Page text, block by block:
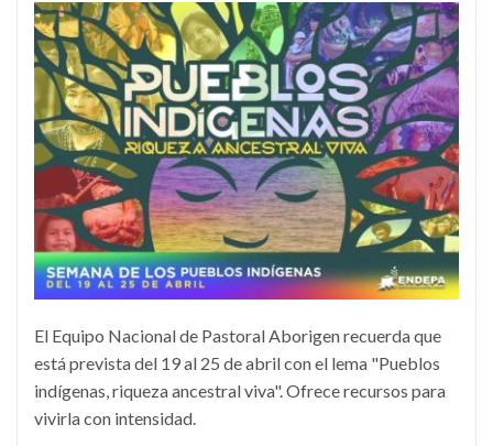
El Equipo Nacional de Pastoral Aborigen recuerda que
está prevista del 19 al 25 de abril con el lema "Pueblos
indígenas, riqueza ancestral viva". Ofrece recursos para
vivirla con intensidad.